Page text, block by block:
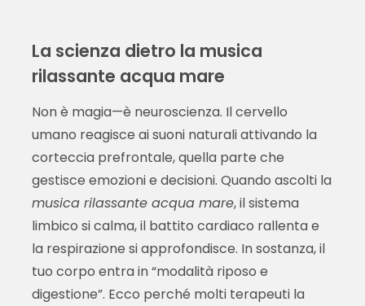
La scienza dietro la musica
rilassante acqua mare
Non è magia—è neuroscienza. Il cervello
umano reagisce ai suoni naturali attivando la
corteccia prefrontale, quella parte che
gestisce emozioni e decisioni. Quando ascolti la
musica rilassante acqua mare, il sistema
limbico si calma, il battito cardiaco rallenta e
la respirazione si approfondisce. In sostanza, il
tuo corpo entra in “modalità riposo e
digestione”. Ecco perché molti terapeuti la